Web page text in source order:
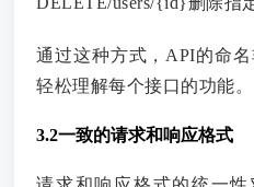
通过这种方式，API的命
轻松理解每个接口的功能。
3.2一致的请求和响应格式